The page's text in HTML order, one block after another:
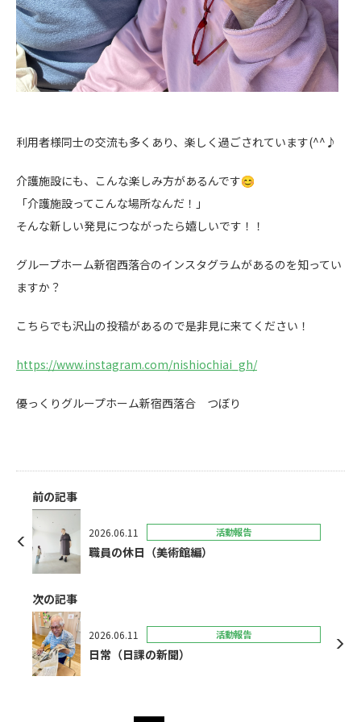
利用者様同士の交流も多くあり、楽しく過ごされています(^^♪
介護施設にも、こんな楽しみ方があるんです
「介護施設ってこんな場所なんだ！」
そんな新しい発見につながったら嬉しいです！！
グループホーム新宿西落合のインスタグラムがあるのを知ってい
ますか？
こちらでも沢山の投稿があるので是非見に来てください！
https://www.instagram.com/nishiochiai_gh/
優っくりグループホーム新宿西落合 つぼり
前の記事
2026.06.11 活動報告
職員の休日（美術館編）
次の記事
2026.06.11 活動報告
日常（日課の新聞）